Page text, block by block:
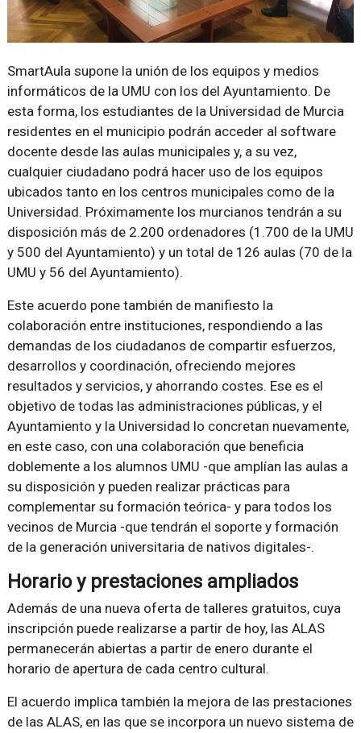
SmartAula supone la unión de los equipos y medios
informáticos de la UMU con los del Ayuntamiento. De
esta forma, los estudiantes de la Universidad de Murcia
residentes en el municipio podrán acceder al software
docente desde las aulas municipales y, a su vez,
cualquier ciudadano podrá hacer uso de los equipos
ubicados tanto en los centros municipales como de la
Universidad. Próximamente los murcianos tendrán a su
disposición más de 2.200 ordenadores (1.700 de la UMU
y 500 del Ayuntamiento) y un total de 126 aulas (70 de la
UMU y 56 del Ayuntamiento).
Este acuerdo pone también de manifiesto la
colaboración entre instituciones, respondiendo a las
demandas de los ciudadanos de compartir esfuerzos,
desarrollos y coordinación, ofreciendo mejores
resultados y servicios, y ahorrando costes. Ese es el
objetivo de todas las administraciones públicas, y el
Ayuntamiento y la Universidad lo concretan nuevamente,
en este caso, con una colaboración que beneficia
doblemente a los alumnos UMU -que amplían las aulas a
su disposición y pueden realizar prácticas para
complementar su formación teórica- y para todos los
vecinos de Murcia -que tendrán el soporte y formación
de la generación universitaria de nativos digitales-.
Horario y prestaciones ampliados
Además de una nueva oferta de talleres gratuitos, cuya
inscripción puede realizarse a partir de hoy, las ALAS
permanecerán abiertas a partir de enero durante el
horario de apertura de cada centro cultural.
El acuerdo implica también la mejora de las prestaciones
de las ALAS, en las que se incorpora un nuevo sistema de